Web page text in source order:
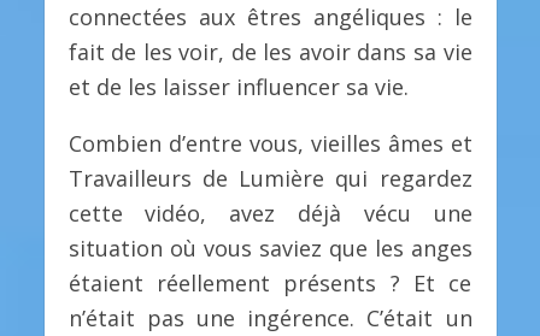
connectées aux êtres angéliques : le
fait de les voir, de les avoir dans sa vie
et de les laisser influencer sa vie.
Combien d’entre vous, vieilles âmes et
Travailleurs de Lumière qui regardez
cette vidéo, avez déjà vécu une
situation où vous saviez que les anges
étaient réellement présents ? Et ce
n’était pas une ingérence. C’était un